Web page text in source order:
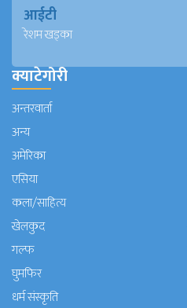
आईटी
रेशम खड्का
क्याटेगोरी
अन्तरवार्ता
अन्य
अमेरिका
एसिया
कला/साहित्य
खेलकुद
गल्फ
घुमफिर
धर्म संस्कृति